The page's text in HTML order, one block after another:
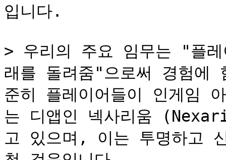
입니다.
> 우리의 주요 임무는 "플
래를 돌려줌"으로써 경험에
준히 플레이어들이 인게임
는 디앱인 넥사리움
고 있으며, 이는 투명하고